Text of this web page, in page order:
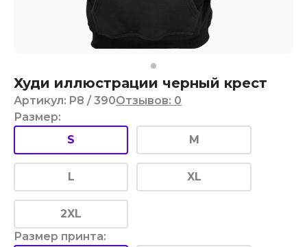
Худи иллюстрации черный крест
Артикул: P8 / 390Отзывов: 0
Размер:
S
M
L XL
2XL
Размер принта: